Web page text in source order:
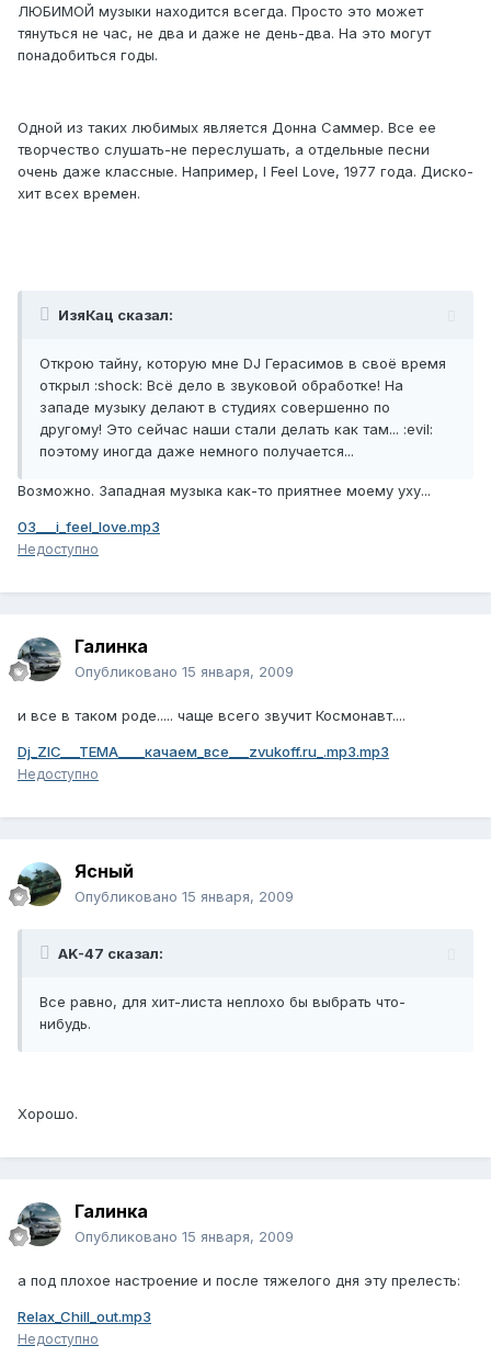
ЛЮБИМОЙ музыки находится всегда. Просто это может
тянуться не час, не два и даже не день-два. На это могут
понадобиться годы.
Одной из таких любимых является Донна Саммер. Все ее
творчество слушать-не переслушать, а отдельные песни
очень даже классные. Например, I Feel Love, 1977 года. Диско-
хит всех времен.
ИзяКац сказал:
Открою тайну, которую мне DJ Герасимов в своё время
открыл :shock: Всё дело в звуковой обработке! На
западе музыку делают в студиях совершенно по
другому! Это сейчас наши стали делать как там... :evil:
поэтому иногда даже немного получается...
Возможно. Западная музыка как-то приятнее моему уху...
03___i_feel_love.mp3
Недоступно
Галинка
Опубликовано 15 января, 2009
и все в таком роде..... чаще всего звучит Космонавт....
Dj_ZIC___TEMA____качаем_все___zvukoff.ru_.mp3.mp3
Недоступно
Ясный
Опубликовано 15 января, 2009
AK-47 сказал:
Все равно, для хит-листа неплохо бы выбрать что-
нибудь.
Хорошо.
Галинка
Опубликовано 15 января, 2009
а под плохое настроение и после тяжелого дня эту прелесть:
Relax_Chill_out.mp3
Недоступно